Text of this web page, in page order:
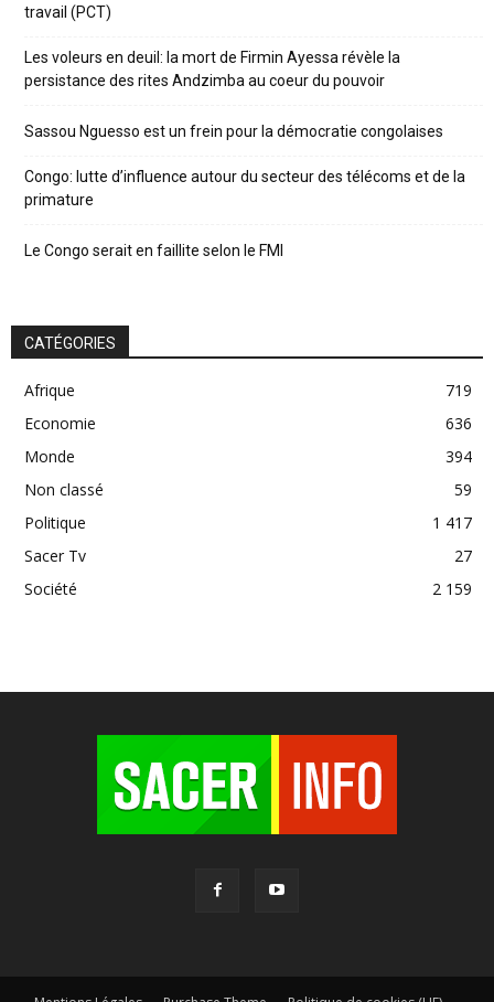
travail (PCT)
Les voleurs en deuil: la mort de Firmin Ayessa révèle la
persistance des rites Andzimba au coeur du pouvoir
Sassou Nguesso est un frein pour la démocratie congolaises
Congo: lutte d’influence autour du secteur des télécoms et de la
primature
Le Congo serait en faillite selon le FMI
CATÉGORIES
Afrique
719
Economie
636
Monde
394
Non classé
59
Politique
1 417
Sacer Tv
27
Société
2 159